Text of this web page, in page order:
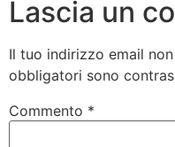
Lascia un
Il tuo indirizzo email
obbligatori sono
Commento *